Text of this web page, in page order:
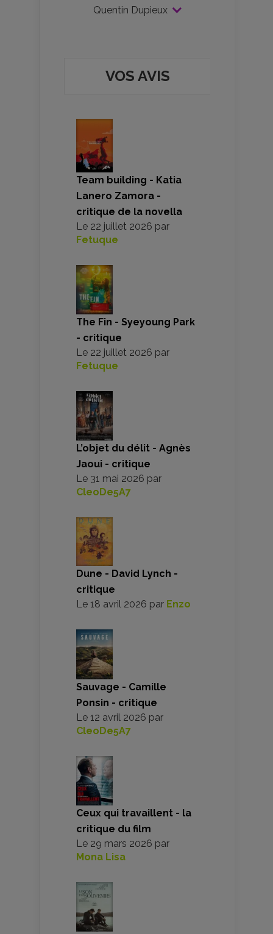
Quentin Dupieux
VOS AVIS
Team building - Katia
Lanero Zamora -
critique de la novella
Le 22 juillet 2026 par
Fetuque
The Fin - Syeyoung Park
- critique
Le 22 juillet 2026 par
Fetuque
L’objet du délit - Agnès
Jaoui - critique
Le 31 mai 2026 par
CleoDe5A7
Dune - David Lynch -
critique
Le 18 avril 2026 par Enzo
Sauvage - Camille
Ponsin - critique
Le 12 avril 2026 par
CleoDe5A7
Ceux qui travaillent - la
critique du film
Le 29 mars 2026 par
Mona Lisa